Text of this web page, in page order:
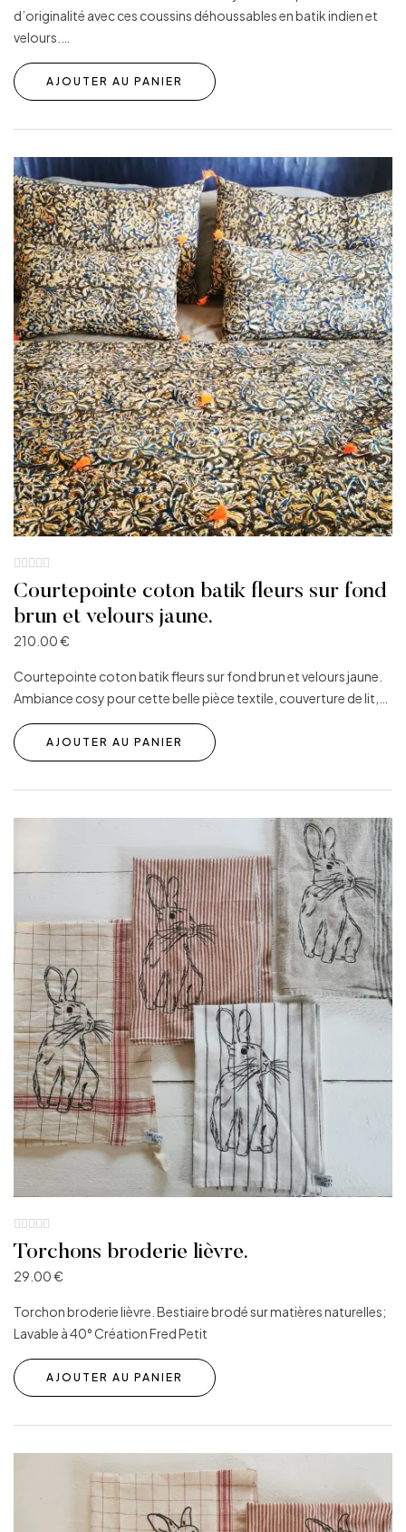
d’originalité avec ces coussins déhoussables en batik indien et
velours.…
AJOUTER AU PANIER
Courtepointe coton batik fleurs sur fond
brun et velours jaune.
210.00€
Courtepointe coton batik fleurs sur fond brun et velours jaune.
Ambiance cosy pour cette belle pièce textile, couverture de lit,…
AJOUTER AU PANIER
Torchons broderie lièvre.
29.00€
Torchon broderie lièvre. Bestiaire brodé sur matières naturelles;
Lavable à 40° Création Fred Petit
AJOUTER AU PANIER